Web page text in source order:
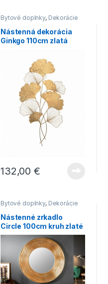
Bytové doplnky, Dekorácie
do bytu
Novinky
Nástenná dekorácia
Ginkgo 110cm zlatá
132,00€
Bytové doplnky, Dekorácie
do bytu
Novinky Zrkadlá
Nástenné zrkadlo
Circle 100cm kruh zlaté